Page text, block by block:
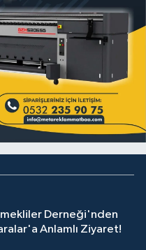
Derneği'nden
Anlamlı Ziyaret!